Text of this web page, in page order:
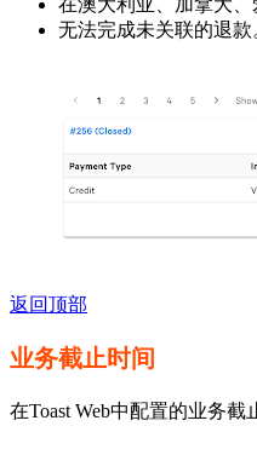
无法完成未关联的退款
返回顶部
业务截止时间
在Toast Web中配置的业务截